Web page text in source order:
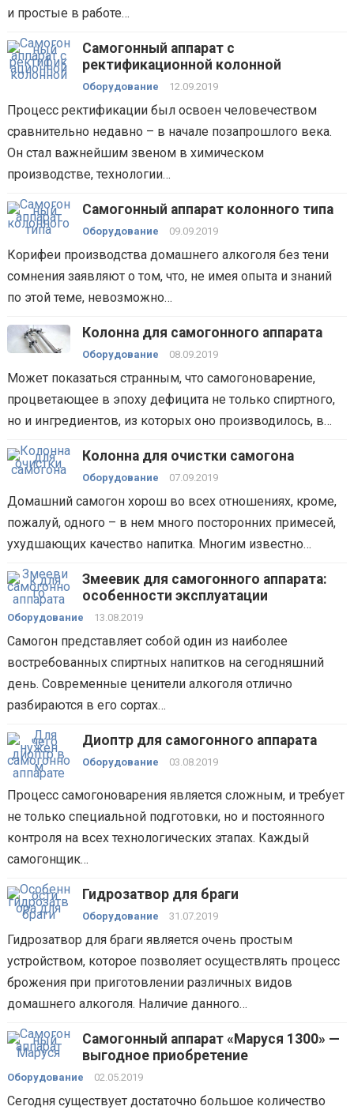
и простые в работе…
Самогонный аппарат с
ректификационной колонной
Оборудование 12.09.2019
Процесс ректификации был освоен человечеством
сравнительно недавно – в начале позапрошлого века.
Он стал важнейшим звеном в химическом
производстве, технологии…
Самогонный аппарат колонного типа
Оборудование 09.09.2019
Корифеи производства домашнего алкоголя без тени
сомнения заявляют о том, что, не имея опыта и знаний
по этой теме, невозможно…
Колонна для самогонного аппарата
Оборудование 08.09.2019
Может показаться странным, что самогоноварение,
процветающее в эпоху дефицита не только спиртного,
но и ингредиентов, из которых оно производилось, в…
Колонна для очистки самогона
Оборудование 07.09.2019
Домашний самогон хорош во всех отношениях, кроме,
пожалуй, одного – в нем много посторонних примесей,
ухудшающих качество напитка. Многим известно…
Змеевик для самогонного аппарата:
особенности эксплуатации
Оборудование 13.08.2019
Самогон представляет собой один из наиболее
востребованных спиртных напитков на сегодняшний
день. Современные ценители алкоголя отлично
разбираются в его сортах…
Диоптр для самогонного аппарата
Оборудование 03.08.2019
Процесс самогоноварения является сложным, и требует
не только специальной подготовки, но и постоянного
контроля на всех технологических этапах. Каждый
самогонщик…
Гидрозатвор для браги
Оборудование 31.07.2019
Гидрозатвор для браги является очень простым
устройством, которое позволяет осуществлять процесс
брожения при приготовлении различных видов
домашнего алкоголя. Наличие данного…
Самогонный аппарат «Маруся 1300» —
выгодное приобретение
Оборудование 02.05.2019
Сегодня существует достаточно большое количество